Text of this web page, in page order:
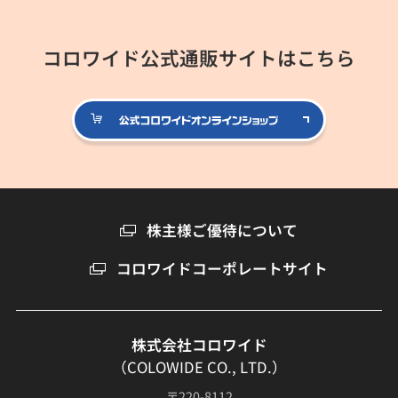
コロワイド公式通販サイトはこちら
公式コロ
株主様ご優待について
コロワイドコーポレートサイト
株式会社コロワイド
（COLOWIDE CO., LTD.）